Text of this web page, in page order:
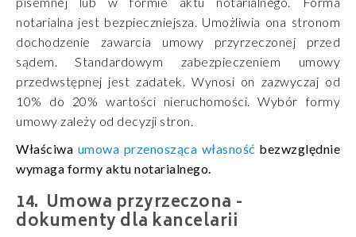
notarialna jest bezpieczniejsza. Umożliwia ona stronom
dochodzenie zawarcia umowy przyrzeczonej przed
sądem. Standardowym zabezpieczeniem umowy
przedwstępnej jest zadatek. Wynosi on zazwyczaj od
10% do 20% wartości nieruchomości. Wybór formy
umowy zależy od decyzji stron.
Właściwa umowa przenosząca własność bezwzględnie
wymaga formy aktu notarialnego.
Umowa przyrzeczona -
dokumenty dla kancelarii